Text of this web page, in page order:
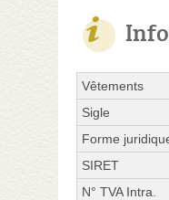
Vêtements
Sigle
Forme
SIRET
N° TVA Intra.